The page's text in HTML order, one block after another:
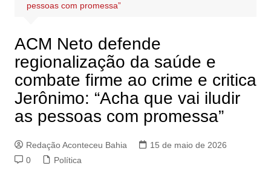
pessoas com promessa”
ACM Neto defende
regionalização da saúde e
combate firme ao crime e critica
Jerônimo: “Acha que vai iludir
as pessoas com promessa”
Redação Aconteceu Bahia
15 de maio de 2026
0
Política